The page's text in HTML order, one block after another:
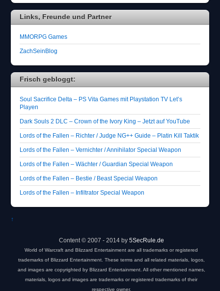
Links, Freunde und Partner
MMORPG Games
ZachSeinBlog
Frisch gebloggt:
Soul Sacrifice Delta – PS Vita Games mit Playstation TV Let’s
Playen
Dark Souls 2 DLC – Crown of the Ivory King – Jetzt auf YouTube
Lords of the Fallen – Richter / Judge NG++ Guide – Platin Kill Taktik
Lords of the Fallen – Vernichter / Annihilator Special Weapon
Lords of the Fallen – Wächter / Guardian Special Weapon
Lords of the Fallen – Bestie / Beast Special Weapon
Lords of the Fallen – Infiltrator Special Weapon
↑
Content © 2007 - 2014 by 5SecRule.de
World of Warcraft and Blizzard Entertainment are all trademarks or registered
trademarks of Blizzard Entertainment. These terms and all related materials, logos,
and images are copyrighted by Blizzard Entertainment. All other mentioned names,
materials, logos and images are trademarks or registered trademarks of their
respective owner.